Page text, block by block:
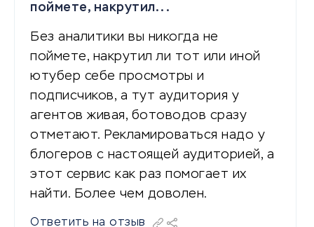
поймете, накрутил...
Без аналитики вы никогда не
поймете, накрутил ли тот или иной
ютубер себе просмотры и
подписчиков, а тут аудитория у
агентов живая, ботоводов сразу
отметают. Рекламироваться надо у
блогеров с настоящей аудиторией, а
этот сервис как раз помогает их
найти. Более чем доволен.
Ответить на отзыв